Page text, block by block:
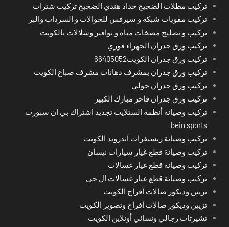
تركيب مظلات الضجيج حداد هندي الضجيج تركيب شترات
تركيب مقويات شبكة و سيرفس للجوالات و السرداب والبر
تركيب و تصليح مضخات مياه و نوافير وشلالات بالكويت
تركيب ورق جدران الجهراء فوري
تركيب ورق جدران الكويت66405052
تركيب ورق جدران بمشرف دهانات مشرف صباغ الكويت
تركيب ورق جدران حولي
تركيب ورق جدران فاخر مبارك الكبير
تركيب وصيانة أنظمة الستلايت تجديد اشتراك بي ان سبورت
bein sports
تركيب وصيانة ريسيفرات آندرويد الكويت
تركيب وصيانة قطع غيار سيارات نيسان
تركيب وصيانة قطع غيار غسالات
تركيب وصيانة قطع غيار غسالات ال جي
تزيين وديكور صالات أفراح الكويت
تزيين وديكور صالات أفراح وتصوير الكويت
تشيرتات رجالي ونسائي أونلاين الكويت